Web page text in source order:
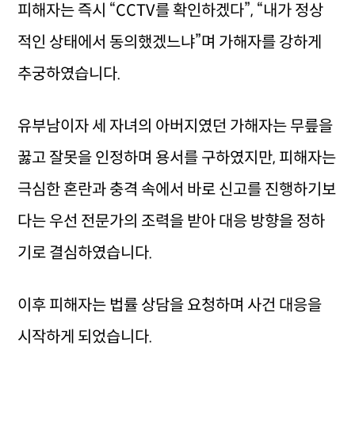
피해자는 즉시 “CCTV를 확인하겠다”, “내가 정상
적인 상태에서 동의했겠느냐”며 가해자를 강하게
추궁하였습니다.
유부남이자 세 자녀의 아버지였던 가해자는 무릎을
꿇고 잘못을 인정하며 용서를 구하였지만, 피해자는
극심한 혼란과 충격 속에서 바로 신고를 진행하기보
다는 우선 전문가의 조력을 받아 대응 방향을 정하
기로 결심하였습니다.
이후 피해자는 법률 상담을 요청하며 사건 대응을
시작하게 되었습니다.